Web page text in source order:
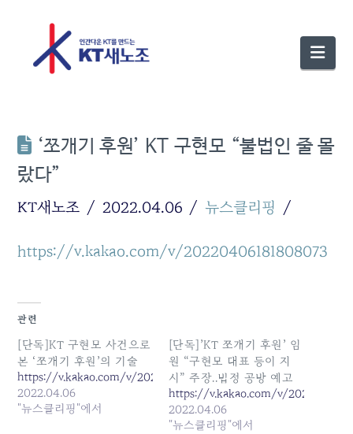
‘쪼개기 후원’ KT 구현모 “불법인 줄 몰
랐다”
KT새노조 2022.04.06 뉴스클리핑
https://v.kakao.com/v/20220406181808073
관련
[단독]KT 구현모 사건으로
본 ‘쪼개기 후원’의 기술
https://v.kakao.com/v/20220405172617955
2022.04.06
"뉴스클리핑"에서
[단독]’KT 쪼개기 후원’ 임
원 “구현모 대표 등이 지
시” 주장..법정 공방 예고
https://v.kakao.com/v/
2022.04.06
"뉴스클리핑"에서